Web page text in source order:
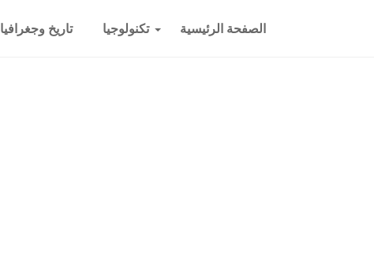
الصفحة الرئيسية تكنولوجيا تاريخ وجغرافيا